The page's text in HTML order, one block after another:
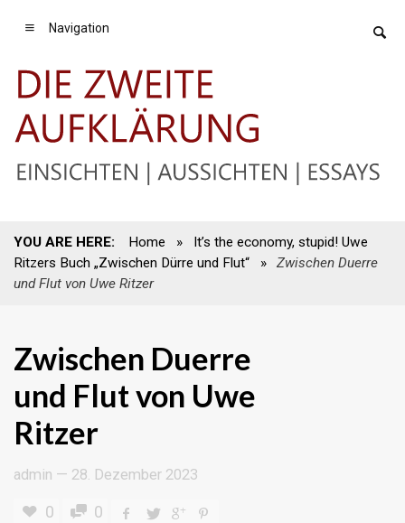
Navigation
YOU ARE HERE: Home »
It’s the economy, stupid! Uwe
Ritzers Buch „Zwischen Dürre und Flut“
»
Zwischen Duerre
und Flut von Uwe Ritzer
Zwischen Duerre
und Flut von Uwe
Ritzer
admin — 28. Dezember 2023
0 0